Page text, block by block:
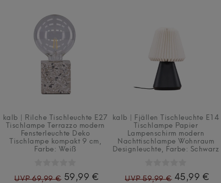
kalb | Rilche Tischleuchte E27
Tischlampe Terrazzo modern
Fensterleuchte Deko
Tischlampe kompakt 9 cm ,
Farbe: Weiß
UVP 69,99 € 59,99 €
kalb | Fjällen Tischleuchte E14
Tischlampe Papier
Lampenschirm modern
Nachttischlampe Wohnraum
Designleuchte, Farbe: Schwarz
UVP 59,99 € 45,99 €